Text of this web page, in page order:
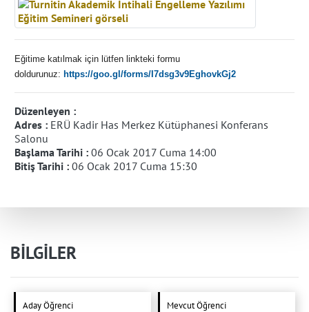
Eğitime katılmak için lütfen linkteki formu
doldurunuz: https://goo.gl/forms/I7dsg3v9EghovkGj2
Düzenleyen :
Adres : ERÜ Kadir Has Merkez Kütüphanesi Konferans
Salonu
Başlama Tarihi : 06 Ocak 2017 Cuma 14:00
Bitiş Tarihi : 06 Ocak 2017 Cuma 15:30
BİLGİLER
Aday Öğrenci Mevcut Öğrenci